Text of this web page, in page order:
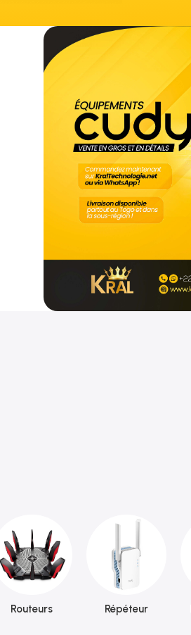
Mikrotik hap ax2
Routeurs
800CFA
Routeurs Répéteur